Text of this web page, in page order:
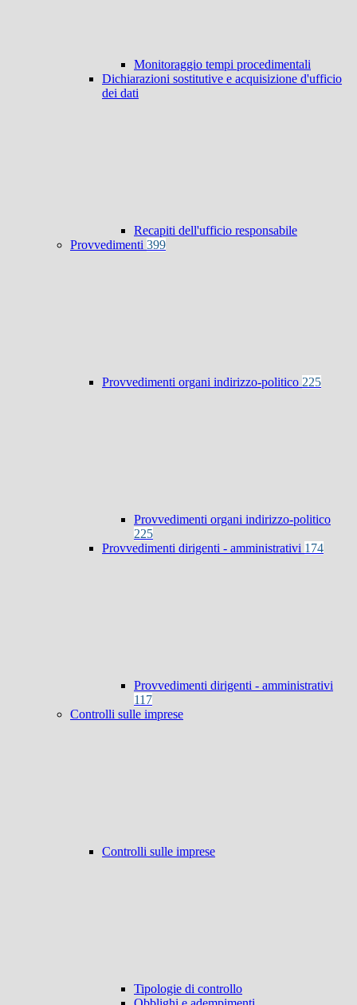
Monitoraggio tempi procedimentali
Dichiarazioni sostitutive e acquisizione d'ufficio
dei dati
Recapiti dell'ufficio responsabile
Provvedimenti 399
Provvedimenti organi indirizzo-politico 225
Provvedimenti organi indirizzo-politico
225
Provvedimenti dirigenti - amministrativi 174
Provvedimenti dirigenti - amministrativi
117
Controlli sulle imprese
Controlli sulle imprese
Tipologie di controllo